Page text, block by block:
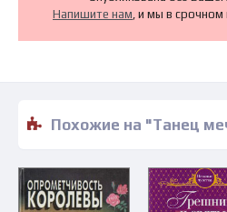
Напишите нам, и мы в
Похожие на "Танец мечты - Анна Антонова" книги читать